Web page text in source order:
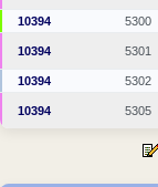
10394 5300
10394 5301
10394 5302
10394 5305